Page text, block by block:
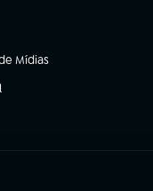
Mídias